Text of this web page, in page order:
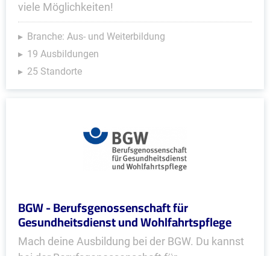
viele Möglichkeiten!
Branche: Aus- und Weiterbildung
19 Ausbildungen
25 Standorte
BGW - Berufsgenossenschaft für
Gesundheitsdienst und Wohlfahrtspflege
Mach deine Ausbildung bei der BGW. Du kannst